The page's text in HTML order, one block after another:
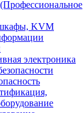
KVM
электроника